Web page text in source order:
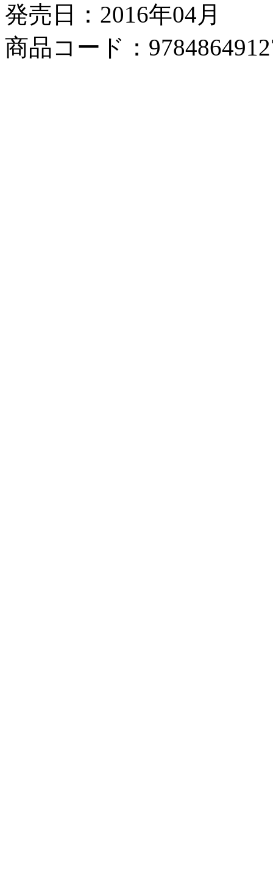
発売日：2016年04月
商品コード：